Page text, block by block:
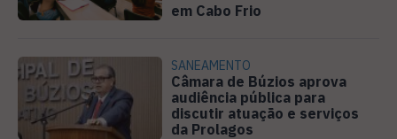
em Cabo Frio
SANEAMENTO
Câmara de Búzios aprova
audiência pública para
discutir atuação e serviços
da Prolagos